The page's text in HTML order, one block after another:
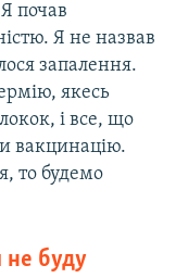
почав
Я не назвав
запалення.
якесь
і все, що
вакцинацію.
то будемо
не буду